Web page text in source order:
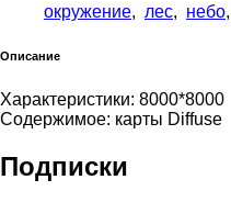
окружение, лес, небо,
Описание
Характеристики: 8000*8000
Содержимое: карты Diffuse
Подписки